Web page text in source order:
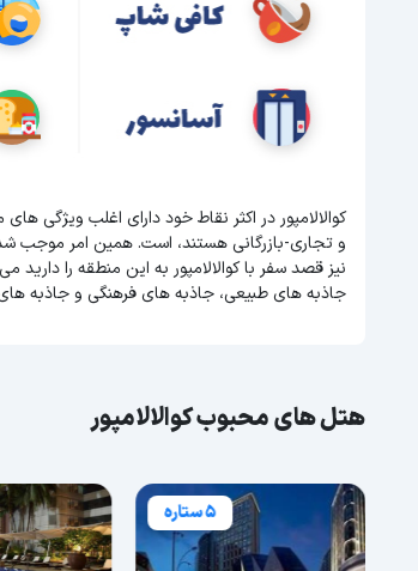
کوالالامپور در اکثر نقاط خود دارای اغلب ویژگی
و تجاری-بازرگانی هستند، است. همین امر موجب
نیز قصد سفر با کوالالامپور به این منطقه را دارید
جاذبه های طبیعی، جاذبه های فرهنگی و جاذبه
هتل های محبوب کوالالامپور
5 ستاره